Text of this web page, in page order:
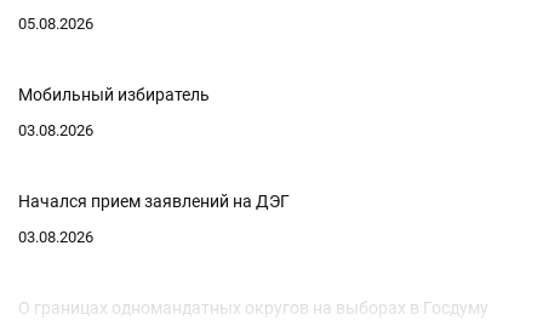
05.08.2026
Мобильный избиратель
03.08.2026
Начался прием заявлений на ДЭГ
03.08.2026
О границах одномандатных округов на выборах в Госдуму